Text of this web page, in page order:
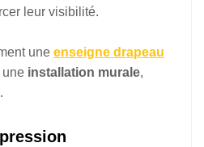
leur visibilité.
une enseigne drapeau
une installation murale,